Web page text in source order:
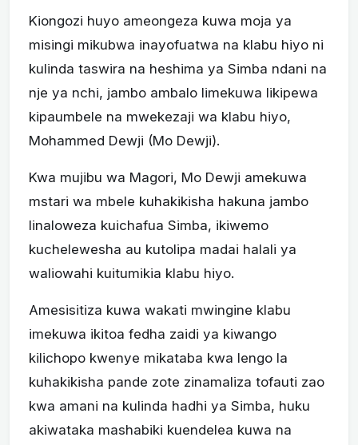
Kiongozi huyo ameongeza kuwa moja ya
misingi mikubwa inayofuatwa na klabu hiyo ni
kulinda taswira na heshima ya Simba ndani na
nje ya nchi, jambo ambalo limekuwa likipewa
kipaumbele na mwekezaji wa klabu hiyo,
Mohammed Dewji (Mo Dewji).
Kwa mujibu wa Magori, Mo Dewji amekuwa
mstari wa mbele kuhakikisha hakuna jambo
linaloweza kuichafua Simba, ikiwemo
kuchelewesha au kutolipa madai halali ya
waliowahi kuitumikia klabu hiyo.
Amesisitiza kuwa wakati mwingine klabu
imekuwa ikitoa fedha zaidi ya kiwango
kilichopo kwenye mikataba kwa lengo la
kuhakikisha pande zote zinamaliza tofauti zao
kwa amani na kulinda hadhi ya Simba, huku
akiwataka mashabiki kuendelea kuwa na